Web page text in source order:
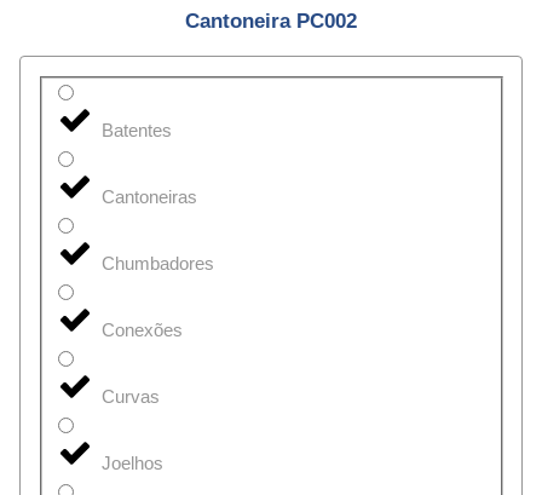
Batentes
Cantoneiras
Chumbadores
Conexões
Curvas
Joelhos
Cantoneira PC002